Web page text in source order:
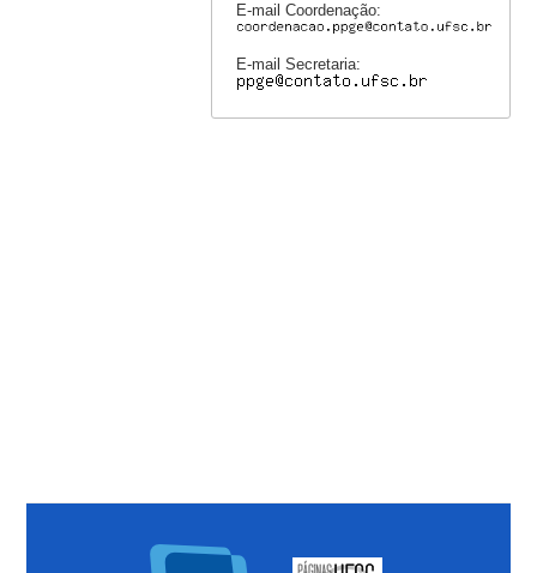
E-mail Coordenação:
E-mail Secretaria: